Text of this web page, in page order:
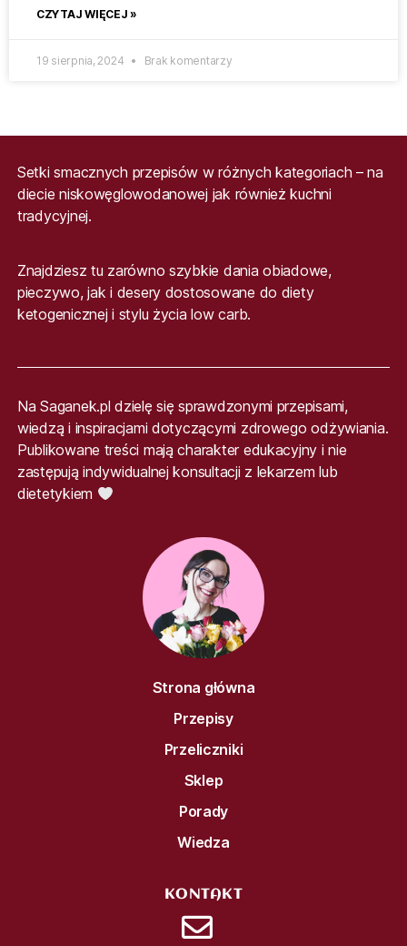
CZYTAJ WIĘCEJ »
19 sierpnia, 2024 Brak komentarzy
Setki smacznych przepisów w różnych kategoriach – na
diecie niskowęglowodanowej jak również kuchni
tradycyjnej.
Znajdziesz tu zarówno szybkie dania obiadowe,
pieczywo, jak i desery dostosowane do diety
ketogenicznej i stylu życia low carb.
Na Saganek.pl dzielę się sprawdzonymi przepisami,
wiedzą i inspiracjami dotyczącymi zdrowego odżywiania.
Publikowane treści mają charakter edukacyjny i nie
zastępują indywidualnej konsultacji z lekarzem lub
dietetykiem
Strona główna
Przepisy
Przeliczniki
Sklep
Porady
Wiedza
KONTAKT